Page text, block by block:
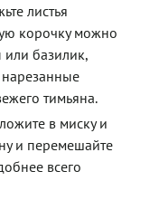
листья
корочку можно
базилик,
тимьяна.
в миску и
и перемешайте
всего